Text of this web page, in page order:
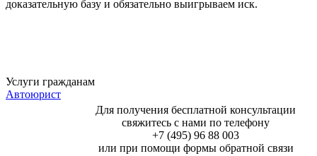
доказательную базу и обязательно выигрываем иск.
Для получения бесплатной консультации
свяжитесь с нами по телефону
+7 (495) 96 88 003
или при помощи формы обратной связи
Услуги гражданам
Автоюрист